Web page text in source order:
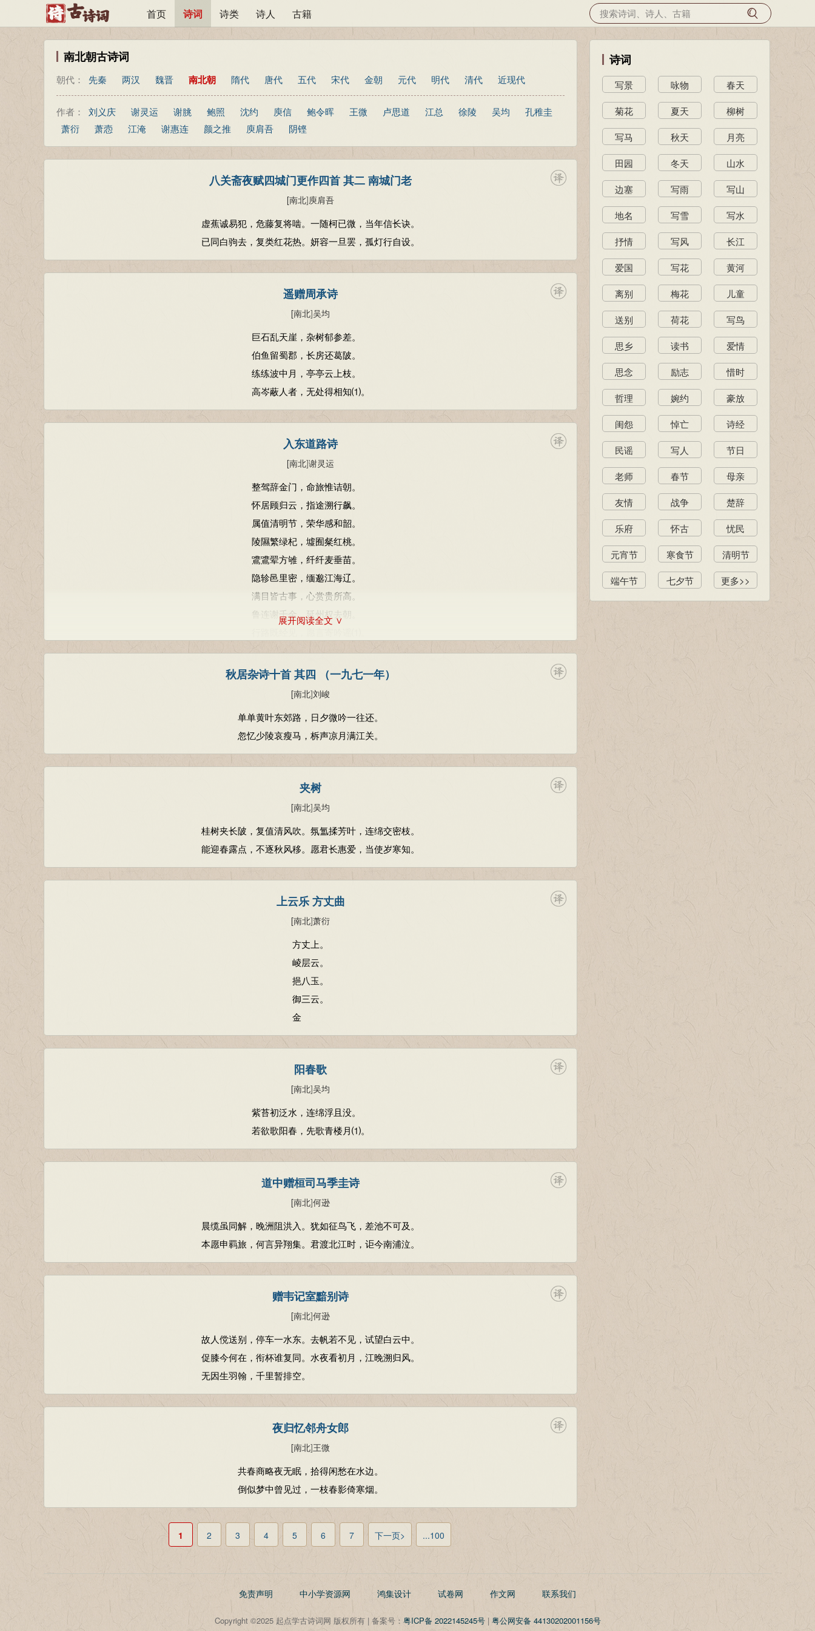
首页 诗词 诗类 诗人 古籍
南北朝古诗词
朝代： 先秦 两汉 魏晋 南北朝 隋代 唐代 五代 宋代 金朝 元代 明代 清代 近现代
作者： 刘义庆 谢灵运 谢朓 鲍照 沈约 庾信 鲍令晖 王微 卢思道 江总 徐陵 吴均
孔稚圭
萧衍
萧悫 江淹 谢惠连 颜之推 庾肩吾 阴铿
八关斋夜赋四城门更作四首 其二 南城门老
[南北]庾肩吾
虚蕉诚易犯，危藤复将啮。一随柯已微，当年信长诀。
已同白驹去，复类红花热。妍容一旦罢，孤灯行自设。
遥赠周承诗
[南北]吴均
巨石乱天崖，杂树郁参差。
伯鱼留蜀郡，长房还葛陂。
练练波中月，亭亭云上枝。
高岑蔽人者，无处得相知⑴。
入东道路诗
[南北]谢灵运
整驾辞金门，命旅惟诘朝。
怀居顾归云，指途溯行飙。
属值清明节，荣华感和韶。
陵隰繁绿杞，墟囿粲红桃。
鷕鷕翚方雊，纤纤麦垂苗。
隐轸邑里密，缅邈江海辽。
满目皆古事，心赏贵所高。
鲁连谢千金，延州权去朝。
展开阅读全文 ∨
秋居杂诗十首 其四 （一九七一年）
[南北]刘峻
单单黄叶东郊路，日夕微吟一往还。
忽忆少陵哀瘦马，柝声凉月满江关。
夹树
[南北]吴均
桂树夹长陂，复值清风吹。氛氲揉芳叶，连绵交密枝。
能迎春露点，不逐秋风移。愿君长惠爱，当使岁寒知。
上云乐 方丈曲
[南北]萧衍
方丈上。
崚层云。
挹八玉。
御三云。
金
阳春歌
[南北]吴均
紫苔初泛水，连绵浮且没。
若欲歌阳春，先歌青楼月⑴。
道中赠桓司马季圭诗
[南北]何逊
晨缆虽同解，晚洲阻洪入。犹如征鸟飞，差池不可及。
本愿申羁旅，何言异翔集。君渡北江时，讵今南浦泣。
赠韦记室黯别诗
[南北]何逊
故人傥送别，停车一水东。去帆若不见，试望白云中。
促膝今何在，衔杯谁复同。水夜看初月，江晚溯归风。
无因生羽翰，千里暂排空。
夜归忆邻舟女郎
[南北]王微
共春商略夜无眠，拾得闲愁在水边。
倒似梦中曾见过，一枝春影倚寒烟。
1 2 3 4 5 6 7 下一页> ...100
诗词
写景 咏物 春天
菊花 夏天 柳树
写马 秋天 月亮
田园 冬天 山水
边塞 写雨 写山
地名 写雪 写水
抒情 写风 长江
爱国 写花 黄河
离别 梅花 儿童
送别 荷花 写鸟
思乡 读书 爱情
思念 励志 惜时
哲理 婉约 豪放
闺怨 悼亡 诗经
民谣 写人 节日
老师 春节 母亲
友情 战争 楚辞
乐府 怀古 忧民
元宵节 寒食节 清明节
端午节 七夕节 更多>>
免责声明 中小学资源网 鸿集设计 试卷网 作文网 联系我们
Copyright ©2025 起点学古诗词网 版权所有 | 备案号： 粤ICP备 2022145245号| 粤公网安备 44130202001156号